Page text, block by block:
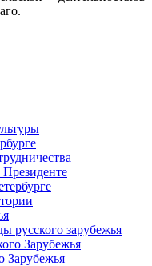
русского зарубежья
Зарубежья
Зарубежья